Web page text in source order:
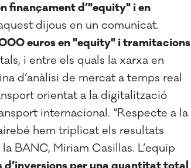
finançament d’"equity" i en
dijous en un comunicat.
euros en "equity" i tramitacions
i entre els quals la xarxa en
d’anàlisi de mercat a temps real
orientat a la digitalització
internacional. “Respecte a la
hem triplicat els resultats
BANC, Miriam Casillas. L’equip